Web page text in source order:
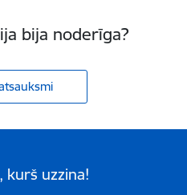
bija noderīga?
kurš uzzina!